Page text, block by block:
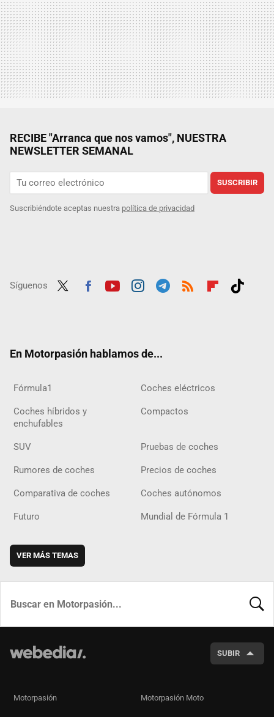
RECIBE "Arranca que nos vamos", NUESTRA
NEWSLETTER SEMANAL
SUSCRIBIR
Suscribiéndote aceptas nuestra política de privacidad
Síguenos
En Motorpasión hablamos de...
Fórmula1 Coches eléctricos
Coches híbridos y
enchufables
Compactos
SUV Pruebas de coches
Rumores de coches Precios de coches
Comparativa de coches Coches autónomos
Futuro Mundial de Fórmula 1
VER MÁS TEMAS
SUBIR
Motorpasión Motorpasión Moto